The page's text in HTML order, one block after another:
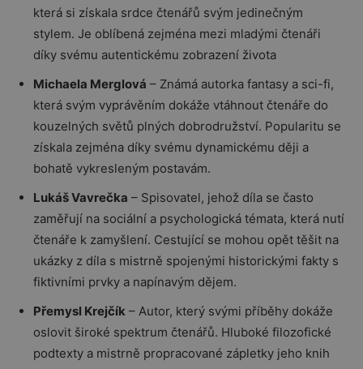
která si získala srdce čtenářů svým jedinečným
stylem. Je oblíbená zejména mezi mladými čtenáři
díky svému autentickému zobrazení života
Michaela Merglová – Známá autorka fantasy a sci-fi,
která svým vyprávěním dokáže vtáhnout čtenáře do
kouzelných světů plných dobrodružství. Popularitu se
získala zejména díky svému dynamickému ději a
bohatě vykresleným postavám.
Lukáš Vavrečka – Spisovatel, jehož díla se často
zaměřují na sociální a psychologická témata, která nutí
čtenáře k zamyšlení. Cestující se mohou opět těšit na
ukázky z díla s mistrně spojenými historickými fakty s
fiktivními prvky a napínavým dějem.
Přemysl Krejčík – Autor, který svými příběhy dokáže
oslovit široké spektrum čtenářů. Hluboké filozofické
podtexty a mistrně propracované zápletky jeho knih